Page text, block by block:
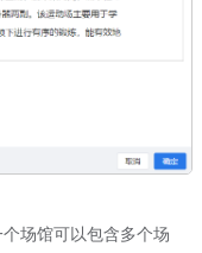
场馆可以包含多个场